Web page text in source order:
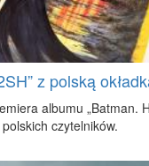
z polską
al­bu­mu „Bat­man.
czy­tel­ni­ków.